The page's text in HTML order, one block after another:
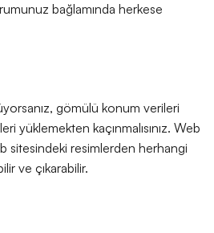
bağlamında herkese
gömülü konum verileri
yüklemekten kaçınmalısınız. Web
sitesindeki resimlerden herhangi
ve çıkarabilir.